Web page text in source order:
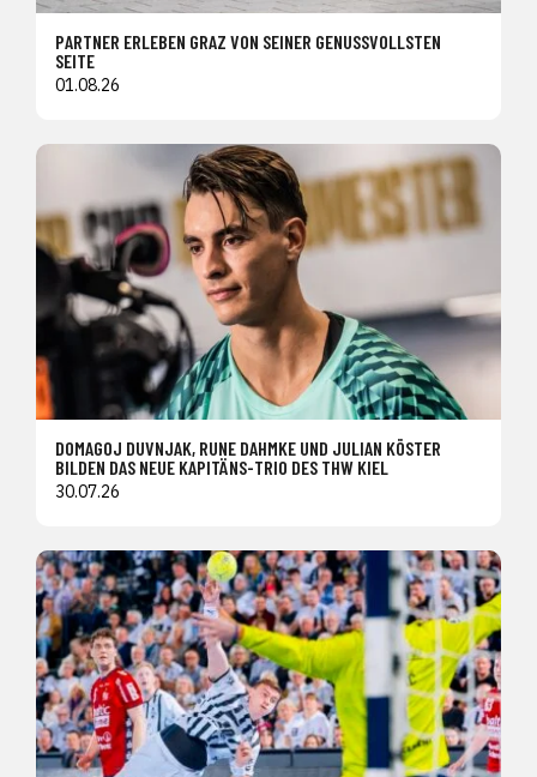
PARTNER ERLEBEN GRAZ VON SEINER GENUSSVOLLSTEN
SEITE
01.08.26
DOMAGOJ DUVNJAK, RUNE DAHMKE UND JULIAN KÖSTER
BILDEN DAS NEUE KAPITÄNS-TRIO DES THW KIEL
30.07.26